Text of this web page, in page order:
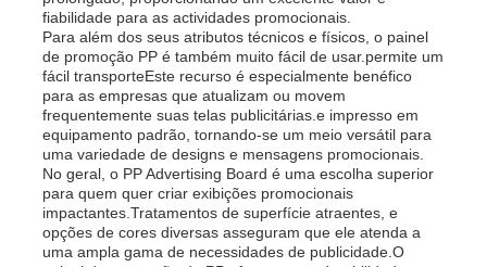
Fale Conosco
notícias
Todos os casos
Pedir um orçamento
fiabilidade para as actividades promocionais.
Para além dos seus atributos técnicos e físicos, o painel
de promoção PP é também muito fácil de usar.permite um
fácil transporteEste recurso é especialmente benéfico
para as empresas que atualizam ou movem
frequentemente suas telas publicitárias.e impresso em
equipamento padrão, tornando-se um meio versátil para
uma variedade de designs e mensagens promocionais.
No geral, o PP Advertising Board é uma escolha superior
para quem quer criar exibições promocionais
impactantes.Tratamentos de superfície atraentes, e
opções de cores diversas asseguram que ele atenda a
uma ampla gama de necessidades de publicidade.O